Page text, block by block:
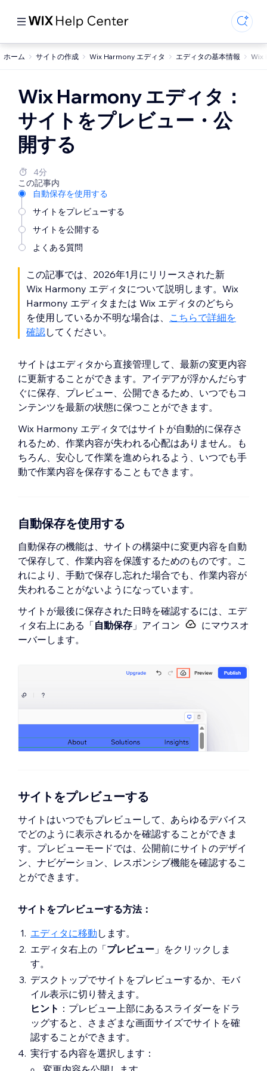
ホーム サイトの作成 Wix Harmony エディタ エディタの基本情報 Wix
Wix Harmony エディタ：
サイトをプレビュー・公
開する
4分
この記事内
自動保存を使用する
サイトをプレビューする
サイトを公開する
よくある質問
この記事では、2026年1月にリリースされた新
Wix Harmony エディタについて説明します。Wix
Harmony エディタまたは Wix エディタのどちら
を使用しているか不明な場合は、 こちらで詳細を
確認してください。
サイトはエディタから直接管理して、最新の変更内容
に更新することができます。アイデアが浮かんだらす
ぐに保存、プレビュー、公開できるため、いつでもコ
ンテンツを最新の状態に保つことができます。
Wix Harmony エディタではサイトが自動的に保存さ
れるため、作業内容が失われる心配はありません。も
ちろん、安心して作業を進められるよう、いつでも手
動で作業内容を保存することもできます。
自動保存を使用する
自動保存の機能は、サイトの構築中に変更内容を自動
で保存して、作業内容を保護するためのものです。こ
れにより、手動で保存し忘れた場合でも、作業内容が
失われることがないようになっています。
サイトが最後に保存された日時を確認するには、エデ
ィタ右上にある「自動保存 」アイコン
にマウスオ
ーバーします。
サイトをプレビューする
サイトはいつでもプレビューして、あらゆるデバイス
でどのように表示されるかを確認することができま
す。プレビューモードでは、公開前にサイトのデザイ
ン、ナビゲーション、レスポンシブ機能を確認するこ
とができます。
サイトをプレビューする方法：
エディタに移動 します。
エディタ右上の「プレビュー 」をクリックしま
す。
デスクトップでサイトをプレビューするか、モバ
イル表示に切り替えます。
ヒント ：プレビュー上部にあるスライダーをドラ
ッグすると、さまざまな画面サイズでサイトを確
認することができます。
実行する内容を選択します：